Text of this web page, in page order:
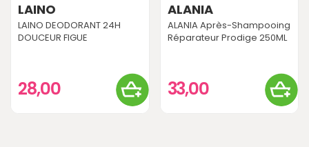
LAINO
LAINO DEODORANT 24H
DOUCEUR FIGUE
28,00
ALANIA
ALANIA Après-Shampooing
Réparateur Prodige 250ML
33,00